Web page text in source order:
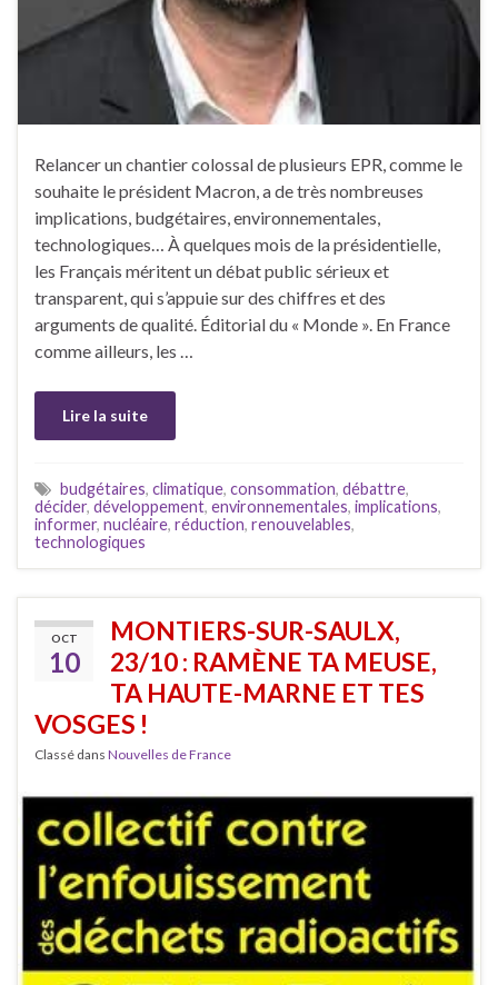
Relancer un chantier colossal de plusieurs EPR, comme le
souhaite le président Macron, a de très nombreuses
implications, budgétaires, environnementales,
technologiques… À quelques mois de la présidentielle,
les Français méritent un débat public sérieux et
transparent, qui s’appuie sur des chiffres et des
arguments de qualité. Éditorial du « Monde ». En France
comme ailleurs, les …
Lire la suite
budgétaires, climatique, consommation, débattre,
décider, développement, environnementales, implications,
informer, nucléaire, réduction, renouvelables,
technologiques
OCT
10
MONTIERS-SUR-SAULX,
23/10 : RAMÈNE TA MEUSE,
TA HAUTE-MARNE ET TES
VOSGES !
Classé dans Nouvelles de France